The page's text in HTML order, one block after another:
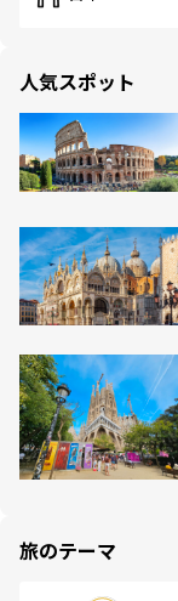
人気スポット
旅のテーマ